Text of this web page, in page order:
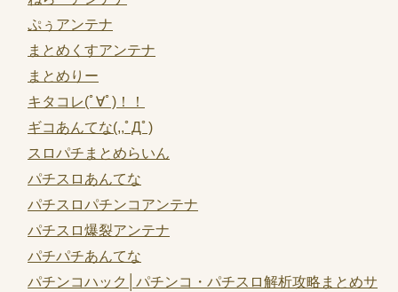
ぷぅアンテナ
まとめくすアンテナ
まとめりー
キタコレ(ﾟ∀ﾟ)！！
ギコあんてな(,,ﾟДﾟ)
スロパチまとめらいん
パチスロあんてな
パチスロパチンコアンテナ
パチスロ爆裂アンテナ
パチパチあんてな
パチンコハック│パチンコ・パチスロ解析攻略まとめサ